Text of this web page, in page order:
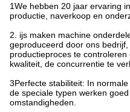
1We hebben 20 jaar ervaring
productie, naverkoop en
2. ijs maken machine
geproduceerd door ons
productieproces te
kwaliteit, de concurrentie te
3Perfecte stabiliteit: In
de speciale typen werken
omstandigheden.